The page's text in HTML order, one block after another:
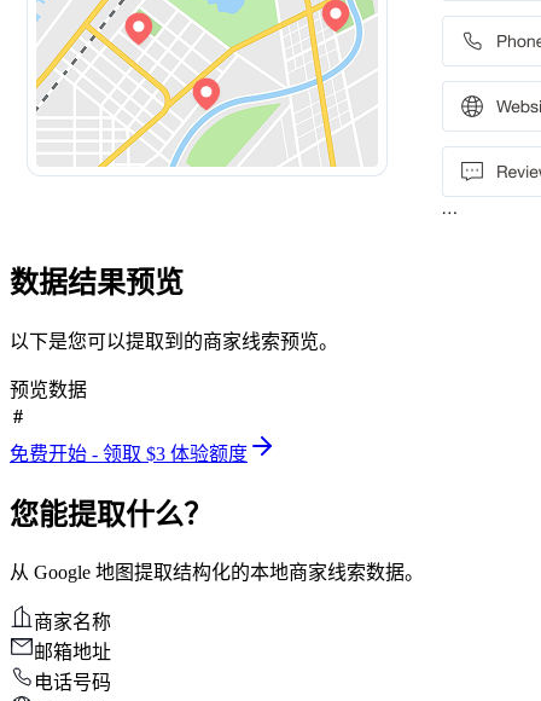
数据结果预览
以下是您可以提取到的商家线索预览。
预览数据
#
免费开始 - 领取 $3 体验额度
您能提取什么？
从 Google 地图提取结构化的本地商家线索数据。
商家名称
邮箱地址
电话号码